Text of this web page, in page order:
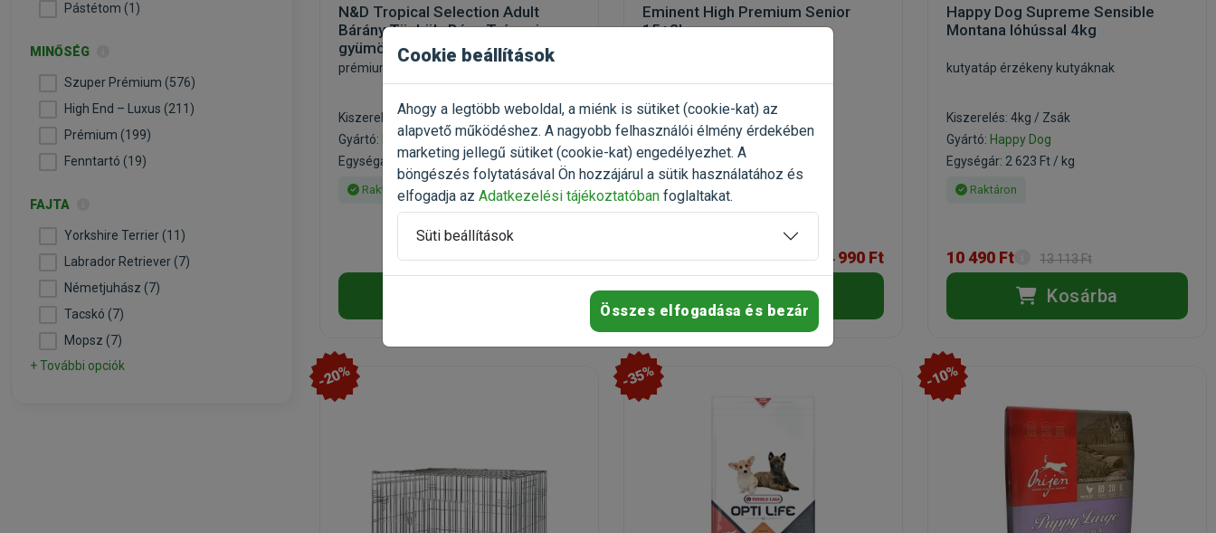
N&D Tropical Selection Adult
Bárány Tönköly Búza Trópusi
gyümölcs Mini 5kg
prémiumtáp kutyáknak
Kiszerelés: 5kg / Zsák
Gyártó:
N&D
Egységár: 2 998 Ft / kg
Raktáron
14 990 Ft
Eminent High Premium Senior
15+2kg
Kiszerelés: 17kg / Zsák
Gyártó:Eminent
Egységár: 882 Ft / kg
Raktáron
14 990 Ft
Kosárba
Happy Dog Supreme Sensible
Montana lóhússal 4kg
kutyatáp érzékeny kutyáknak
Kiszerelés: 4kg / Zsák
Gyártó: Happy Dog
Egységár: 2 623 Ft / kg
Raktáron
10 490 Ft 13 113 Ft
Kosárba
-20% -35% -10%
Pástétom (1)
MINŐSÉG
Szuper Prémium (576)
High End – Luxus (211)
Prémium (199)
Fenntartó (19)
FAJTA
Yorkshire Terrier (11)
Labrador Retriever (7)
Németjuhász (7)
Tacskó (7)
Mopsz (7)
+ További opciók
Cookie beállítások
Ahogy a legtöbb weboldal, a miénk is sütiket (cookie-kat) az
alapvető működéshez. A nagyobb felhasználói élmény érdekében
marketing jellegű sütiket (cookie-kat) engedélyezhet. A
böngészés folytatásával Ön hozzájárul a sütik használatához és
elfogadja az Adatkezelési tájékoztatóban foglaltakat.
Süti beállítások
Összes elfogadása és bezár